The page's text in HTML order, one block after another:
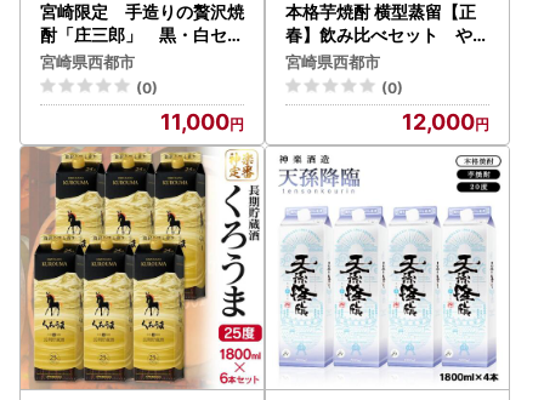
宮崎限定 手造りの贅沢焼
酎「庄三郎」 黒・白セッ
ト 芋焼酎25度＜45-13a
＞
宮崎県西都市
(0)
11,000
本格芋焼酎 横型蒸留【正
春】飲み比べセット やま
や蒸留所＜23-17a＞
宮崎県西都市
(0)
12,000